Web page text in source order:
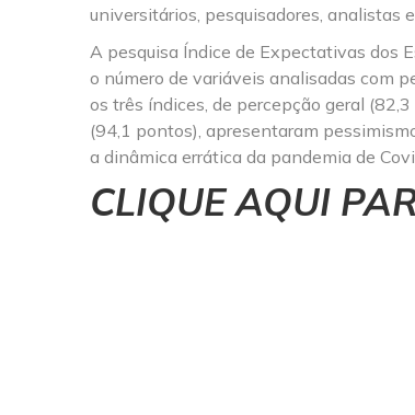
universitários, pesquisadores, analistas
A pesquisa Índice de Expectativas dos
o número de variáveis analisadas com
os três índices, de percepção geral
(94,1 pontos), apresentaram
a dinâmica errática da pandemia de
CLIQUE AQUI